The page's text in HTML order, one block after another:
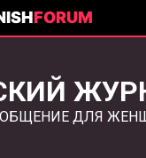
FORUM
ДЛЯ